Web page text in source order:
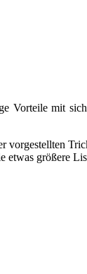
Vorteile mit
größere